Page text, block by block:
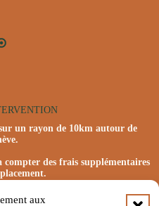
aux
un rayon de 10km autour de
des frais supplémentaires